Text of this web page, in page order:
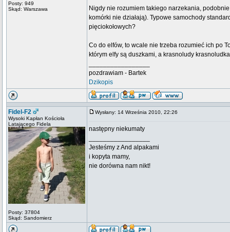
Posty: 949
Skąd: Warszawa
Nigdy nie rozumiem takiego narzekania,
komórki nie działają). Typowe samochody
pięciokołowych?
Co do elfów, to wcale nie trzeba rozumieć ich po
którym elfy są duszkami, a krasnoludy
pozdrawiam - Bartek
Dzikopis
Fidel-F2
Wysoki Kapłan Kościoła
Latającego Fidela
Posty: 37804
Skąd: Sandomierz
Wysłany: 14 Września 2010, 22:26
następny niekumaty
Jesteśmy z And alpakami
i kopyta mamy,
nie dorówna nam nikt!